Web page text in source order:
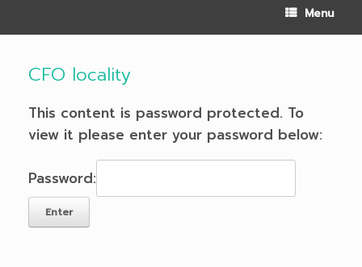
Menu
CFO locality
This content is password protected. To
view it please enter your password below:
Password: